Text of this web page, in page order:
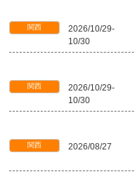
関西
2026/10/29-
10/30
関西
2026/10/29-
10/30
関西 2026/08/27